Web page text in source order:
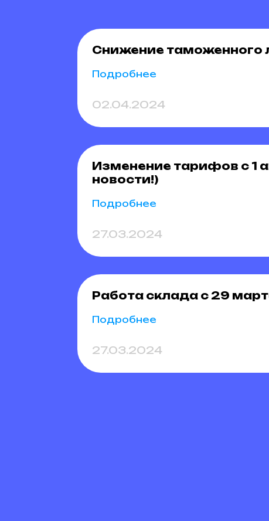
Снижение таможенного
Подробнее
02.04.2024
Изменение тарифов с 1
новости!)
Подробнее
27.03.2024
Работа склада с 29
Подробнее
27.03.2024